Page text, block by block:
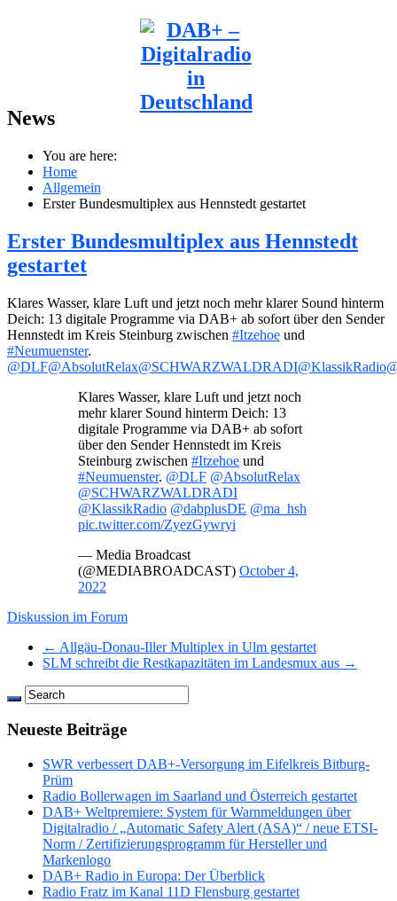
News
You are here:
Home
Allgemein
Erster Bundesmultiplex aus Hennstedt gestartet
Erster Bundesmultiplex aus Hennstedt
gestartet
Klares Wasser, klare Luft und jetzt noch mehr klarer Sound hinterm
Deich: 13 digitale Programme via DAB+ ab sofort über den Sender
Hennstedt im Kreis Steinburg zwischen #Itzehoe und
#Neumuenster.
@DLF@AbsolutRelax@SCHWARZWALDRADI@KlassikRadio
Klares Wasser, klare Luft und jetzt noch
mehr klarer Sound hinterm Deich: 13
digitale Programme via DAB+ ab sofort
über den Sender Hennstedt im Kreis
Steinburg zwischen #Itzehoe und
#Neumuenster. @DLF @AbsolutRelax
@SCHWARZWALDRADI
@KlassikRadio @dabplusDE @ma_hsh
pic.twitter.com/ZyezGywryi
— Media Broadcast
(@MEDIABROADCAST) October 4,
2022
Diskussion im Forum
← Allgäu-Donau-Iller Multiplex in Ulm gestartet
SLM schreibt die Restkapazitäten im Landesmux aus →
Neueste Beiträge
SWR verbessert DAB+-Versorgung im Eifelkreis Bitburg-
Prüm
Radio Bollerwagen im Saarland und Österreich gestartet
DAB+ Weltpremiere: System für Warnmeldungen über
Digitalradio / „Automatic Safety Alert (ASA)“ / neue ETSI-
Norm / Zertifizierungsprogramm für Hersteller und
Markenlogo
DAB+ Radio in Europa: Der Überblick
Radio Fratz im Kanal 11D Flensburg gestartet